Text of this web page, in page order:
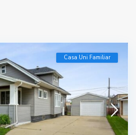
Casa Uni Familiar